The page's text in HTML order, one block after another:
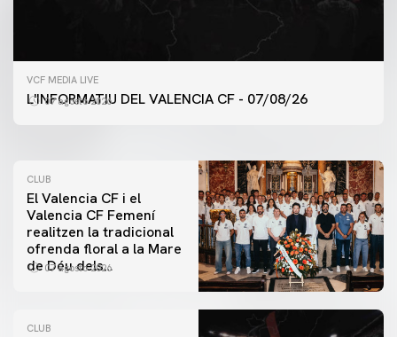
VCF MEDIA LIVE
L'INFORMATIU DEL VALENCIA CF - 07/08/26
07 agosto 2026
PRIMER EQUIP
ENTRENAMENT DEL VALENCIA CF 7/8/2026
CLUB
El Valencia CF i el
Valencia CF Femení
realitzen la tradicional
ofrenda floral a la Mare
de Déu dels
07 agosto 2026
CLUB